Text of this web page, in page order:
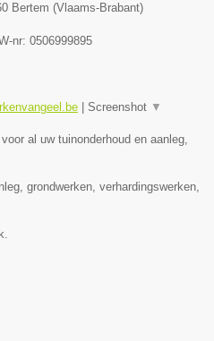
Bertem (Vlaams-Brabant)
nr: 0506999895
Screenshot ▼
al uw tuinonderhoud en aanleg,
grondwerken, verhardingswerken,